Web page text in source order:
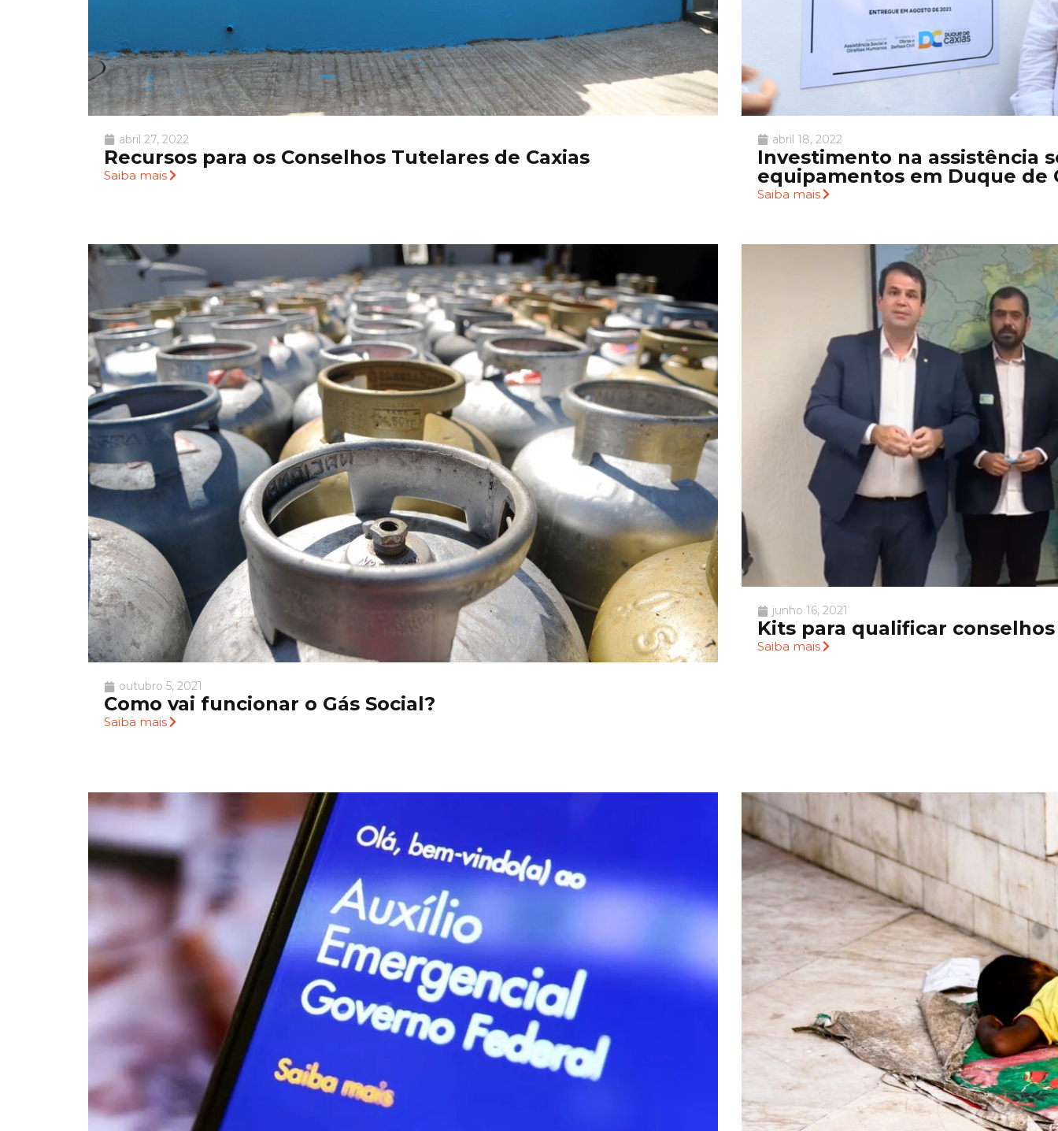
abril 27, 2022
Recursos para os Conselhos Tutelares de Caxias
Saiba mais
abril 18, 2022
Investimento na assistência
equipamentos em Duque de
Saiba mais
outubro 5, 2021
Como vai funcionar o Gás Social?
Saiba mais
junho 16, 2021
Kits para qualificar
Saiba mais